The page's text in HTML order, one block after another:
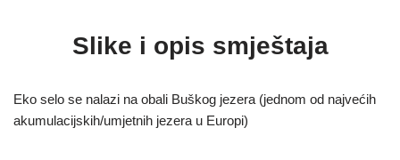
Slike i opis smještaja
Eko selo se nalazi na obali Buškog jezera (jednom od najvećih
akumulacijskih/umjetnih jezera u Europi)